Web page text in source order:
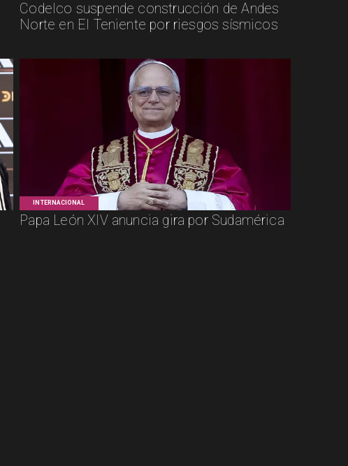
Codelco suspende construcción de Andes
Norte en El Teniente por riesgos sísmicos
INTERNACIONAL
Papa León XIV anuncia gira por Sudamérica